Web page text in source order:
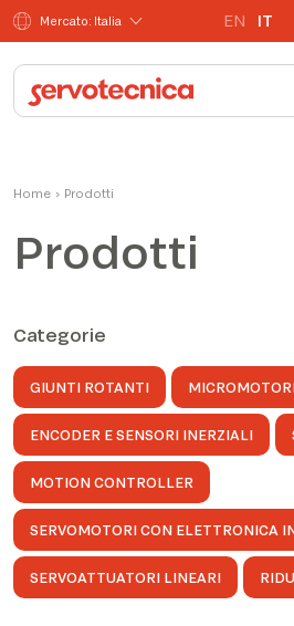
Mercato: Italia EN IT
Home › Prodotti
Prodotti
Categorie
GIUNTI ROTANTI
ENCODER E SENSORI INERZIALI
MOTION CONTROLLER
SERVOMOTORI CON ELETTRONICA
SERVOATTUATORI LINEARI